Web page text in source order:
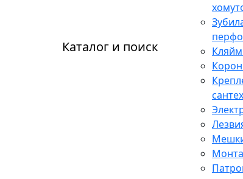
Каталог и поиск